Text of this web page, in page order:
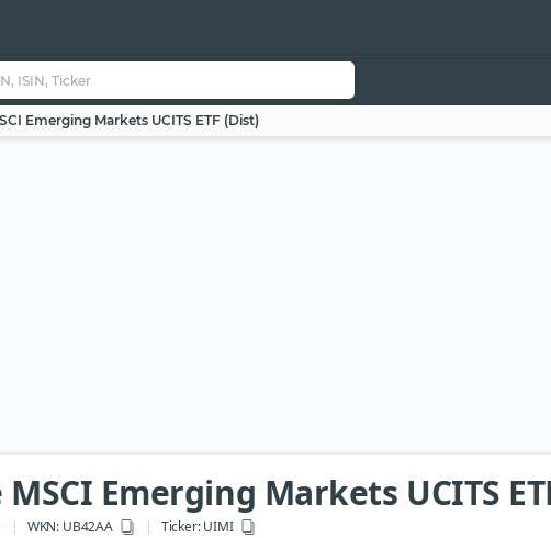
Emerging Markets UCITS ETF (Dist)
MSCI Emerging Markets UCITS
WKN: UB42AA Ticker:UIMI